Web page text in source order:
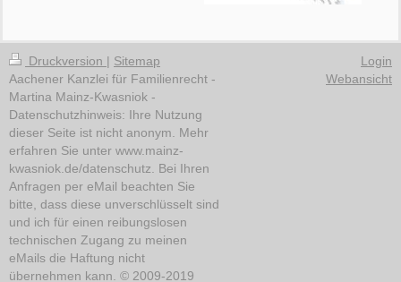
Druckversion | Sitemap
Aachener Kanzlei für Familienrecht -
Martina Mainz-Kwasniok -
Datenschutzhinweis: Ihre Nutzung
dieser Seite ist nicht anonym. Mehr
erfahren Sie unter www.mainz-
kwasniok.de/datenschutz. Bei Ihren
Anfragen per eMail beachten Sie
bitte, dass diese unverschlüsselt sind
und ich für einen reibungslosen
technischen Zugang zu meinen
eMails die Haftung nicht
übernehmen kann. © 2009-2019
Login
Webansicht